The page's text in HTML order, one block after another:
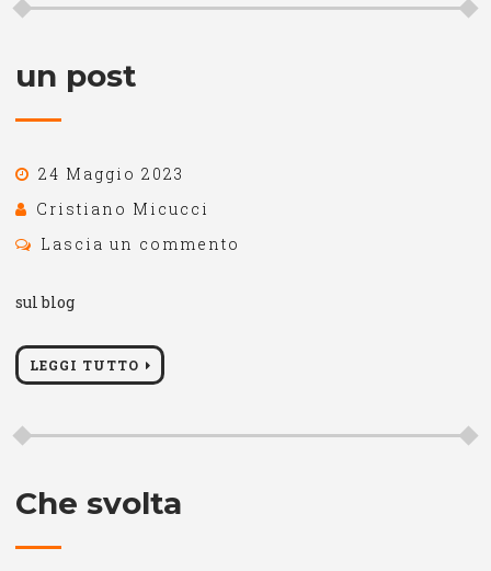
un post
24 Maggio 2023
Cristiano Micucci
Lascia un commento
sul blog
LEGGI TUTTO
Che svolta